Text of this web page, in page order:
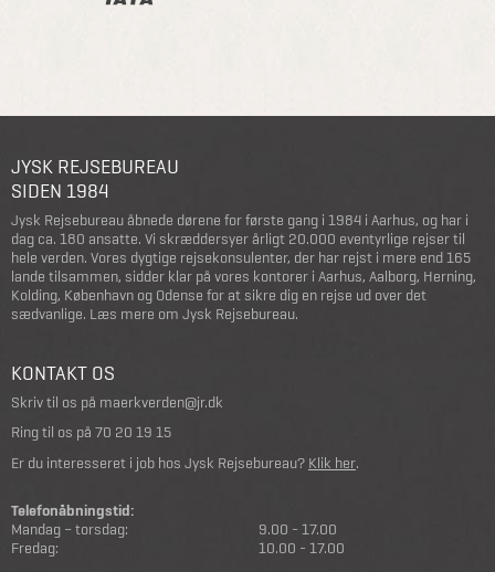
JYSK REJSEBUREAU
SIDEN 1984
Jysk Rejsebureau åbnede dørene for første gang i 1984 i Aarhus, og har i
dag ca. 180 ansatte. Vi skræddersyer årligt 20.000 eventyrlige rejser til
hele verden. Vores dygtige rejsekonsulenter, der har rejst i mere end 165
lande tilsammen, sidder klar på vores kontorer i Aarhus, Aalborg, Herning,
Kolding, København og Odense for at sikre dig en rejse ud over det
sædvanlige. Læs mere om Jysk Rejsebureau.
KONTAKT OS
Skriv til os på maerkverden@jr.dk
Ring til os på 70 20 19 15
Er du interesseret i job hos Jysk Rejsebureau? Klik her.
Telefonåbningstid:
Mandag – torsdag:
9.00 - 17.00
Fredag:
10.00 - 17.00